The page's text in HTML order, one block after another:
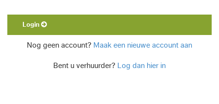
Login
Nog geen account? Maak een nieuwe account aan
Bent u verhuurder? Log dan hier in